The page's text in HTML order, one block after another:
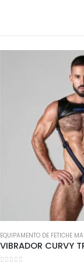
EQUIPAMENTO DE FETICHE
Redes
Métodos